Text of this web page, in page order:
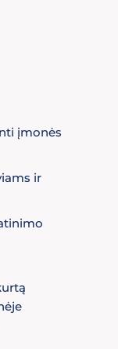
įmonės
ir